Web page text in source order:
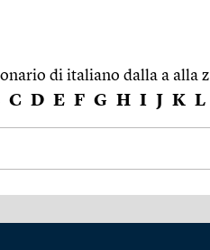
di italiano dalla a alla z
C D E F G H I J K L